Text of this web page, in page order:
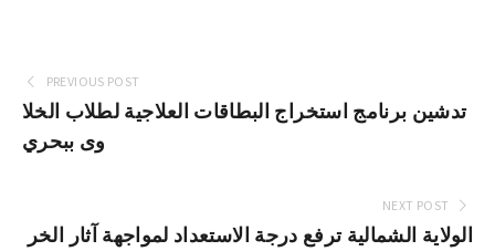
PREVIOUS POST
تدشين برنامج استخراج البطاقات العلاجية لطلاب الخلا
وى ببحري
NEXT POST
الولاية الشمالية ترفع درجة الاستعداد لمواجهة آثار الخر